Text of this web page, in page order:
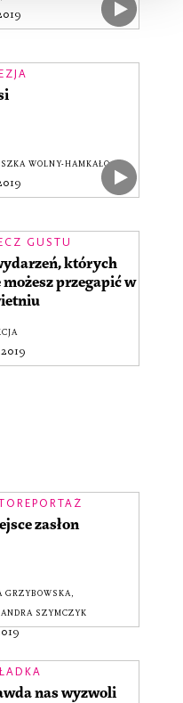
WOLNY-HAMKAŁO
GUSTU
których
możesz przegapić w
zasłon
GRZYBOWSKA,
SZYMCZYK
nas wyzwoli